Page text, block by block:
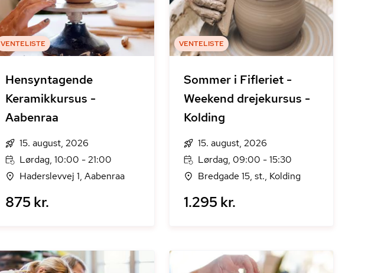
VENTELISTE
Hensyntagende
Keramikkursus -
Aabenraa
15. august, 2026
Lørdag, 10:00 - 21:00
Haderslevvej 1, Aabenraa
875 kr.
VENTELISTE
Sommer i Fifleriet -
Weekend drejekursus -
Kolding
15. august, 2026
Lørdag, 09:00 - 15:30
Bredgade 15, st., Kolding
1.295 kr.